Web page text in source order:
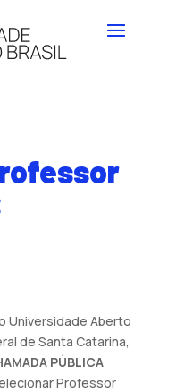
Universidade Aberto
de Santa Catarina,
PÚBLICA
Professor